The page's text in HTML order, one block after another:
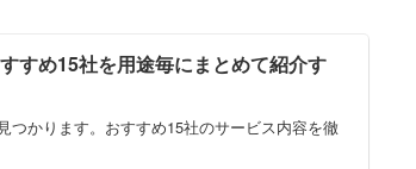
すめ15社を用途毎にまとめて紹介す
つかります。おすすめ15社のサービス内容を徹